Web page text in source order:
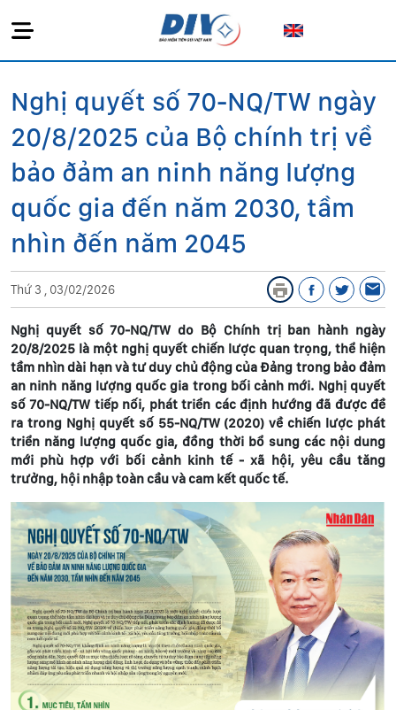
Nghị quyết số 70-NQ/TW ngày
20/8/2025 của Bộ chính trị về
bảo ðảm an ninh năng lượng
quốc gia đến năm 2030, tầm
nhìn ðến năm 2045
Thứ 3 , 03/02/2026
Nghị quyết số 70-NQ/TW do Bộ Chính trị ban hành ngày
20/8/2025 là một nghị quyết chiến lược quan trọng, thể hiện
tầm nhìn dài hạn và tư duy chủ động của Đảng trong bảo đảm
an ninh năng lượng quốc gia trong bối cảnh mới. Nghị quyết
số 70-NQ/TW tiếp nối, phát triển các định hướng đã được đề
ra trong Nghị quyết số 55-NQ/TW (2020) về chiến lược phát
triển năng lượng quốc gia, đồng thời bổ sung các nội dung
mới phù hợp với bối cảnh kinh tế - xã hội, yêu cầu tăng
trưởng, hội nhập toàn cầu và cam kết quốc tế.